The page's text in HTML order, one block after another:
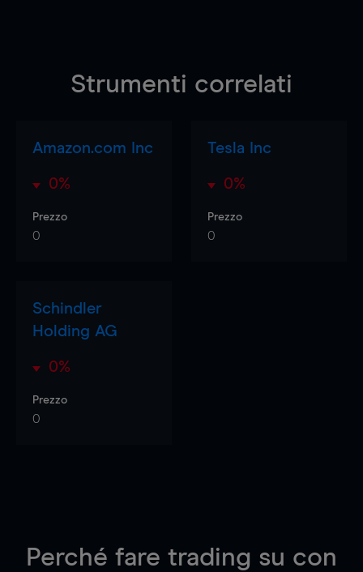
Strumenti correlati
Amazon.com Inc
0%
Prezzo
0
Tesla Inc
0%
Prezzo
0
Schindler
Holding AG
0%
Prezzo
0
Perché fare trading su con